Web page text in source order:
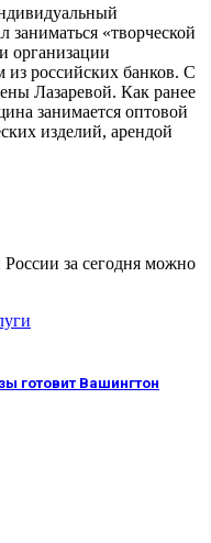
«творческой
организации
из российских банков. С
Лазаревой. Как ранее
занимается оптовой
изделий, арендой
за сегодня можно
готовит Вашингтон